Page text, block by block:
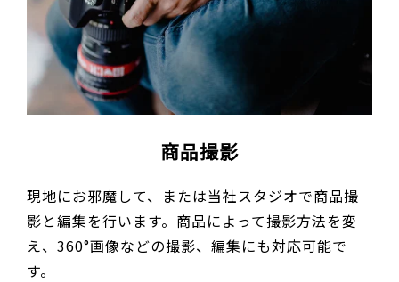
商品撮影
現地にお邪魔して、または当社スタジオで商品撮
影と編集を行います。商品によって撮影方法を変
え、360°画像などの撮影、編集にも対応可能で
す。